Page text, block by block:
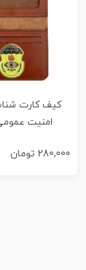
کیف کارت
امنیت
280,000 تومان